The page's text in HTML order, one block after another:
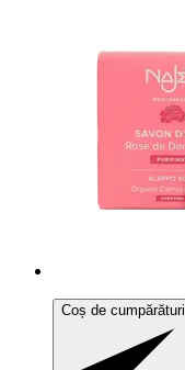
Coș de cumpărături